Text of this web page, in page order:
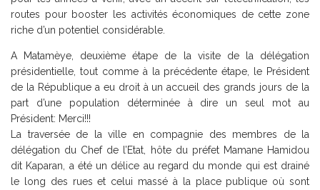
routes pour booster les activités économiques de cette zone
riche d’un potentiel considérable.
A Matamèye, deuxième étape de la visite de la délégation
présidentielle, tout comme à la précédente étape, le Président
de la République a eu droit à un accueil des grands jours de la
part d’une population déterminée à dire un seul mot au
Président: Merci!!!
La traversée de la ville en compagnie des membres de la
délégation du Chef de l’Etat, hôte du préfet Mamane Hamidou
dit Kaparan, a été un délice au regard du monde qui est drainé
le long des rues et celui massé à la place publique où sont